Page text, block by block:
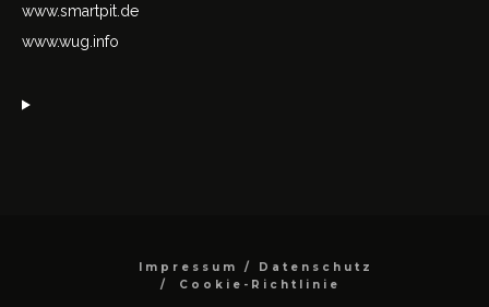
www.smartpit.de
www.wug.info
Impressum / Datenschutz
Cookie-Richtlinie